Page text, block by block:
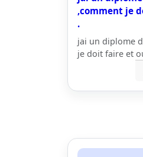
,comment je
.
jai un diplome
je doit faire et